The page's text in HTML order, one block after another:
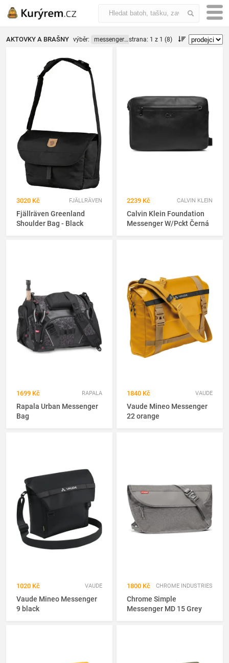
AKTOVKY A BRAŠNY výběr: messenger bag strana: 1 z 1 (8)
3020 Kč FJÄLLRÄVEN
Fjällräven Greenland
Shoulder Bag - Black
2239 Kč CALVIN KLEIN
Calvin Klein Foundation
Messenger W/Pckt Černá
1699 Kč RAPALA
Rapala Urban Messenger
Bag
1840 Kč VAUDE
Vaude Mineo Messenger
22 orange
1020 Kč VAUDE
Vaude Mineo Messenger
9 black
1800 Kč CHROME INDUSTRIES
Chrome Simple
Messenger MD 15 Grey